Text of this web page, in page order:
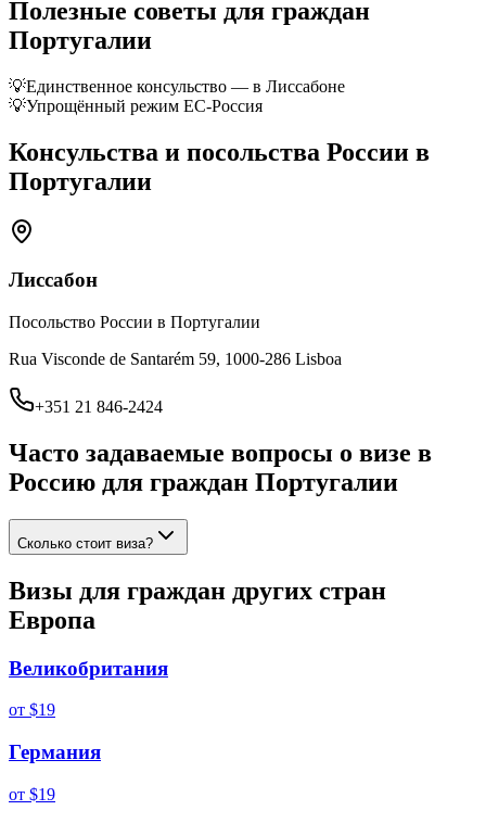
Полезные советы для граждан
Португалии
💡Единственное консульство — в Лиссабоне
💡Упрощённый режим ЕС-Россия
Консульства и посольства России в
Португалии
Лиссабон
Посольство России в Португалии
Rua Visconde de Santarém 59, 1000-286 Lisboa
+351 21 846-2424
Часто задаваемые вопросы о визе в
Россию для граждан Португалии
Сколько стоит виза?
Визы для граждан других стран
Европа
Великобритания
от $19
Германия
от $19